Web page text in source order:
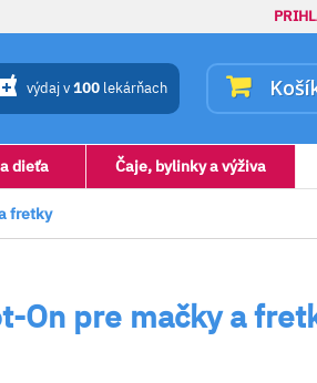
výdaj v100 lekárňach
dieťa Čaje, bylinky a výživa
fretky
On pre mačky a